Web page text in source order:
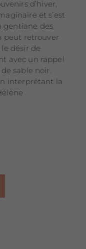
d’hiver,
et s’est
gentiane des
peut retrouver
le désir de
avec un rappel
sable noir.
interprétant la